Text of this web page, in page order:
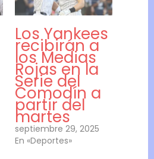
Los Yankees
recibirán a
los Medias
Rojas en la
Serie del
Comodín a
partir del
martes
septiembre 29, 2025
En «Deportes»